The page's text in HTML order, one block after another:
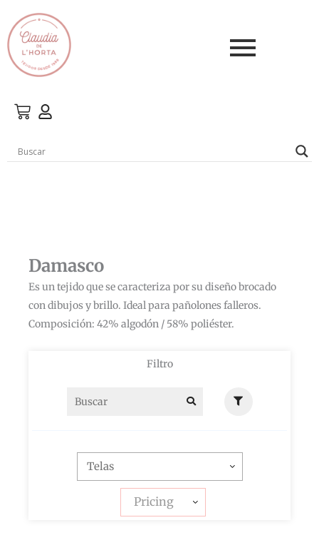
contenido
Damasco
Es un tejido que se caracteriza por su diseño brocado
con dibujos y brillo. Ideal para pañolones falleros.
Composición: 42% algodón / 58% poliéster.
Filtro
Pricing